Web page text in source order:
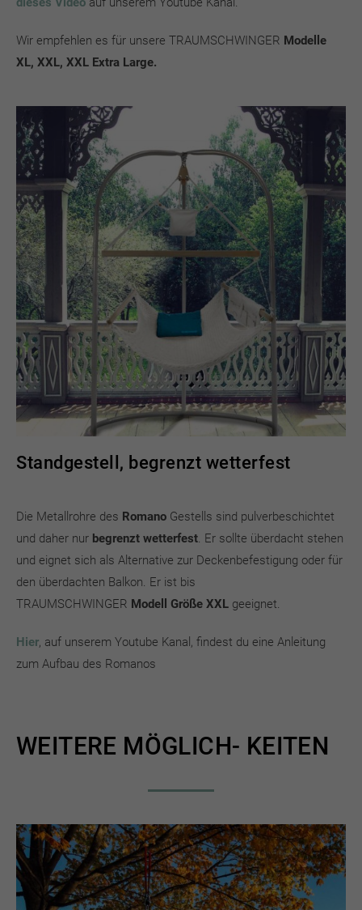
Wir empfehlen es für unsere TRAUMSCHWINGER Modelle
XL, XXL, XXL Extra Large.
Standgestell, begrenzt wetterfest
Die Metallrohre des Romano Gestells sind pulverbeschichtet
und daher nur begrenzt wetterfest. Er sollte überdacht stehen
und eignet sich als Alternative zur Deckenbefestigung oder für
den überdachten Balkon. Er ist bis
TRAUMSCHWINGER Modell Größe XXL geeignet.
Hier, auf unserem Youtube Kanal, findest du eine Anleitung
zum Aufbau des Romanos
WEITERE MÖGLICH- KEITEN